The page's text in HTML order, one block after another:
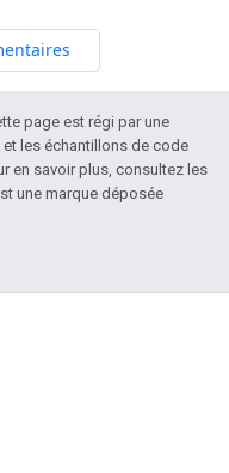
page est régi par une
, et les échantillons de code
en savoir plus, consultez les
une marque déposée